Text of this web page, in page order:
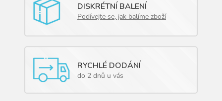
DISKRÉTNÍ BALENÍ
Podívejte se, jak balíme zboží
RYCHLÉ DODÁNÍ
do 2 dnů u vás